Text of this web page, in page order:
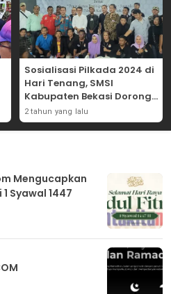
Sosialisasi Pilkada 2024 di
Hari Tenang, SMSI
Kabupaten Bekasi Dorong
Angka Partisipasi
Masyarakat
2 tahun yang lalu
Mengucapkan
Syawal 1447